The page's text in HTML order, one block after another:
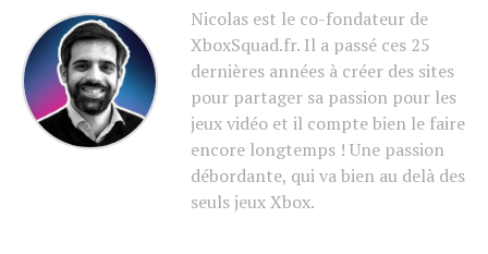
Nicolas est le co-fondateur de
XboxSquad.fr. Il a passé ces 25
dernières années à créer des sites
pour partager sa passion pour les
jeux vidéo et il compte bien le faire
encore longtemps ! Une passion
débordante, qui va bien au delà des
seuls jeux Xbox.